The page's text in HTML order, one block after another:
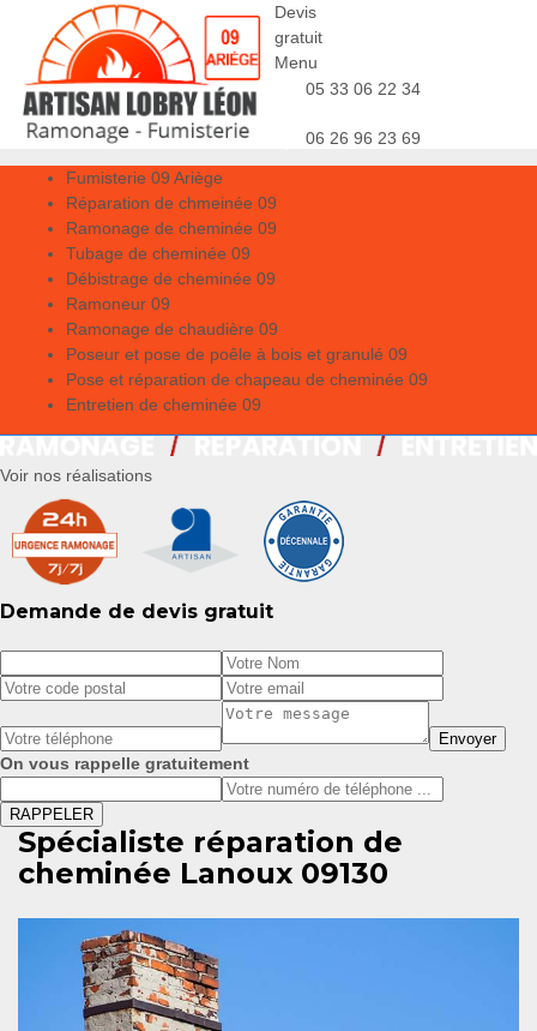
Devis
gratuit
Menu
05 33 06 22 34
06 26 96 23 69
Fumisterie 09 Ariège
Réparation de chmeinée 09
Ramonage de cheminée 09
Tubage de cheminée 09
Débistrage de cheminée 09
Ramoneur 09
Ramonage de chaudière 09
Poseur et pose de poêle à bois et granulé 09
Pose et réparation de chapeau de cheminée 09
Entretien de cheminée 09
Voir nos réalisations
Demande de devis gratuit
On vous rappelle gratuitement
Spécialiste réparation de
cheminée Lanoux 09130